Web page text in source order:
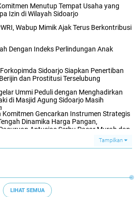
Menutup Tempat Usaha yang
Izin di Wilayah Sidoarjo
Wabup Mimik Ajak Terus Berkontribusi
Dengan Indeks Perlindungan Anak
Sidoarjo Siapkan Penertiban
dan Prostitusi Terselubung
Ummi Peduli dengan Menghadirkan
di Masjid Agung Sidoarjo Masih
Gencarkan Instrumen Strategis
Dinamika Harga Pangan,
Antusias Serbu Pasar Murah dan
Tampilkan
LIHAT SEMUA